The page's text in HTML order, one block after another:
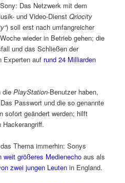
Das Netzwerk mit dem
und Video-DienstQriocity
) soll erst nach umfangreicher
wieder in Betrieb gehen; die
und das Schließen der
Experten auf rund 24 Milliarden
diePlayStation-Benutzer haben,
Passwort und die so genannte
sofort geändert werden; hilft
Thema immerhin: Sonys
weit größeres Medienecho aus als
zwei jungen Leuten in England.